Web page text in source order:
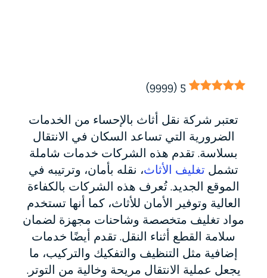
5
(
9999
)
تعتبر شركة نقل أثاث بالإحساء من الخدمات
الضرورية التي تساعد السكان في الانتقال
بسلاسة. تقدم هذه الشركات خدمات شاملة
تشمل تغليف الأثاث، نقله بأمان، وترتيبه في
الموقع الجديد. تُعرف هذه الشركات بالكفاءة
العالية وتوفير الأمان للأثاث، كما أنها تستخدم
مواد تغليف متخصصة وشاحنات مجهزة لضمان
سلامة القطع أثناء النقل. تقدم أيضًا خدمات
إضافية مثل التنظيف والتفكيك والتركيب، ما
يجعل عملية الانتقال مريحة وخالية من التوتر.